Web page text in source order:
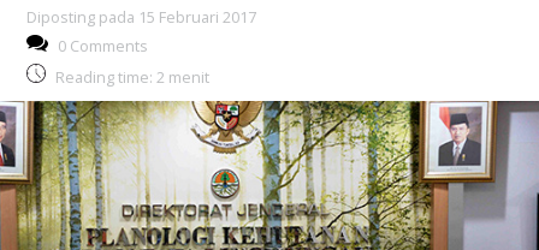
Diposting pada 15 Februari 2017
0 Comments
Reading time: 2 menit